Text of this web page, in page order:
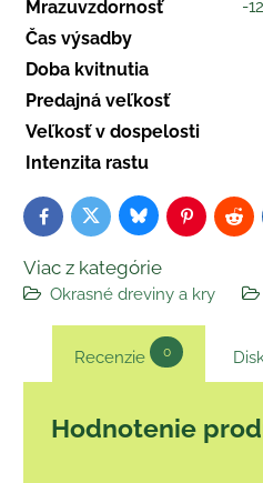
Mrazuvzdornosť
-
Čas výsadby
Doba kvitnutia
Predajná veľkosť
Veľkosť v dospelosti
Intenzita rastu
FacebookTwitterBlueskyPinterest
Viac z kategórie
Okrasné dreviny a kry
Recenzie 0
Hodnotenie